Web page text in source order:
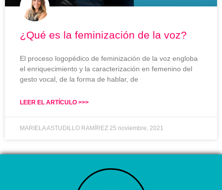
¿Qué es la feminización de la voz?
El proceso logopédico de feminización de la voz engloba
el enriquecimiento y la caracterización en femenino del
gesto vocal, de la forma de hablar, de
LEER EL ARTÍCULO >>>
MARIELA ASTUDILLO RAMÍREZ 25 noviembre, 2021